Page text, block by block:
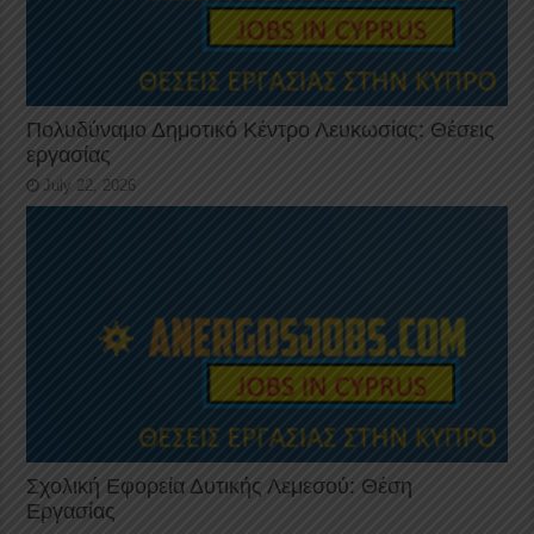
Πολυδύναμο Δημοτικό Κέντρο Λευκωσίας: Θέσεις
εργασίας
July 22, 2026
Σχολική Εφορεία Δυτικής Λεμεσού: Θέση
Εργασίας